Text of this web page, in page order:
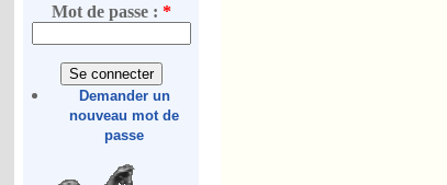
Mot de passe : *
Demander un
nouveau mot de
passe